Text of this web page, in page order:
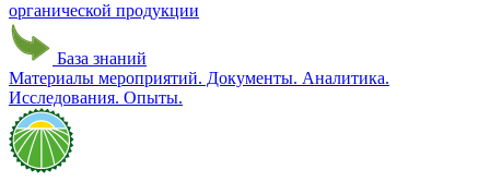
органической продукции
База знаний
Материалы мероприятий. Документы. Аналитика.
Исследования. Опыты.